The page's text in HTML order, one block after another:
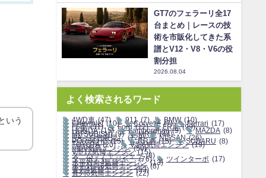
いう
GT7のフェラーリ全17
台まとめ｜レースの技
術を市販化してきた系
譜とV12・V8・V6の役
割分担
2026.08.04
よく検索されるワード
4WD車 (47) 911 (7) BMW (10)
Chevrolet (10) Corvette (7) Ferrari (17)
FF車 (31) Ford (12) FR車 (99)
HONDA (15) Lamborghini (9) MAZDA (8)
MITSUBISHI (9) MR車 (44)
NA（自然吸気） (129) NISSAN (26)
PORSCHE (15) RR車 (15) SUBARU (8)
TOYOTA (20) V型6気筒エンジン (19)
V型8気筒エンジン (50)
V型12気筒エンジン (15)
スーパーチャージャー (8)
ターボチャージャー (76) ツインターボ (17)
水平対向4気筒エンジン (13)
水平対向6気筒エンジン (8)
直列4気筒エンジン (53)
直列6気筒エンジン (22)